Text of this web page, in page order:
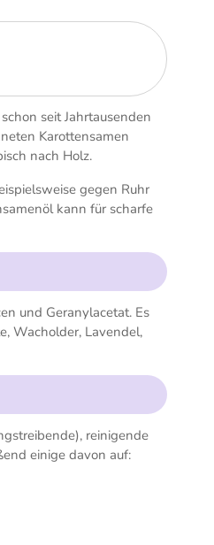
seit Jahrtausenden
Karottensamen
nach Holz.
gegen Ruhr
kann für scharfe
und Geranylacetat. Es
Wacholder, Lavendel,
reinigende
einige davon auf: